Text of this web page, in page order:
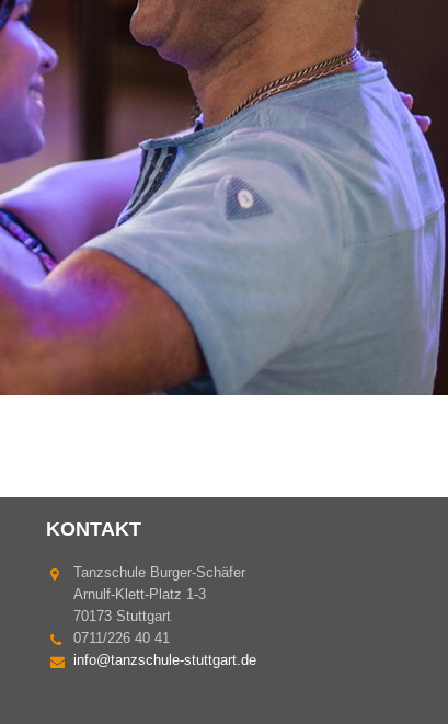
KONTAKT
Tanzschule Burger-Schäfer
Arnulf-Klett-Platz 1-3
70173 Stuttgart
0711/226 40 41
info@tanzschule-stuttgart.de